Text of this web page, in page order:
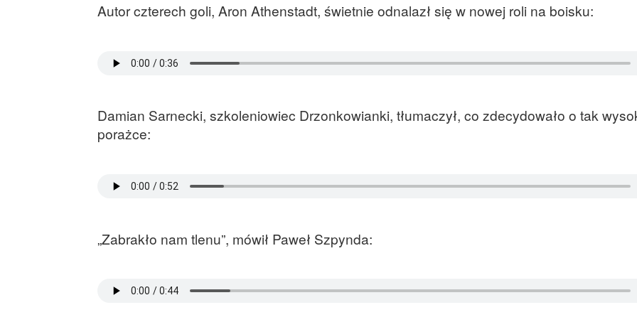
Autor czterech goli, Aron Athenstadt, świetnie odnalazł się w nowej roli na boisku:
Damian Sarnecki, szkoleniowiec Drzonkowianki, tłumaczył, co zdecydowało o tak
porażce:
„Zabrakło nam tlenu”, mówił Paweł Szpynda: